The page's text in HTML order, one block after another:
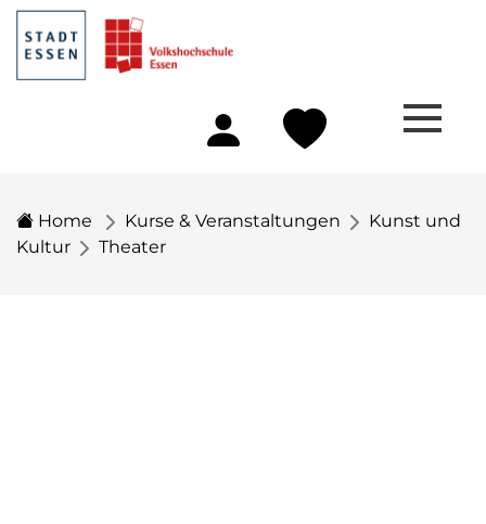
Home Kurse & Veranstaltungen
Kunst und
Kultur
Theater